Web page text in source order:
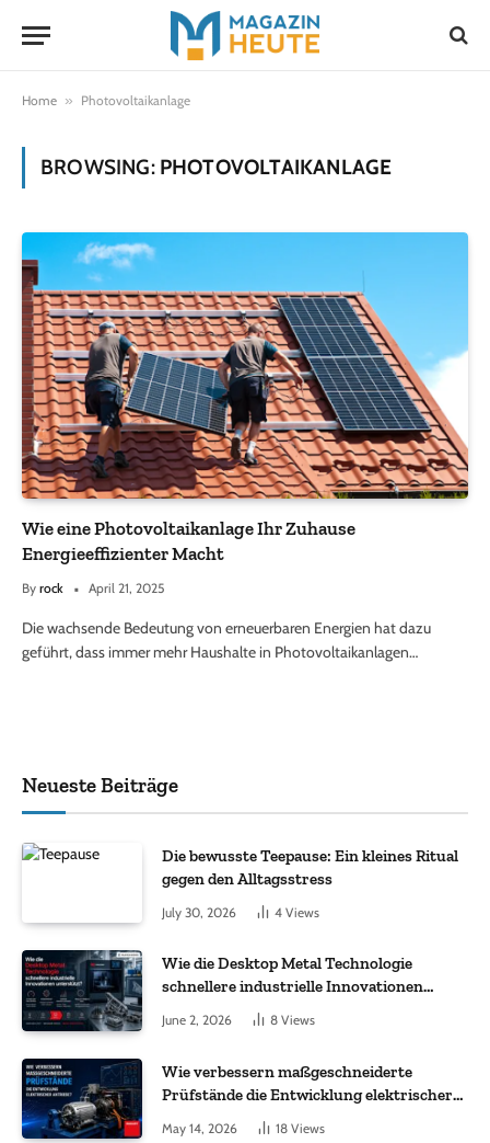
Home » Photovoltaikanlage
BROWSING: PHOTOVOLTAIKANLAGE
Wie eine Photovoltaikanlage Ihr Zuhause
Energieeffizienter Macht
By rock April 21, 2025
Die wachsende Bedeutung von erneuerbaren Energien hat dazu
geführt, dass immer mehr Haushalte in Photovoltaikanlagen…
Neueste Beiträge
Die bewusste Teepause: Ein kleines Ritual
gegen den Alltagsstress
July 30, 2026 4 Views
Wie die Desktop Metal Technologie
schnellere industrielle Innovationen
June 2, 2026 8 Views
Wie verbessern maßgeschneiderte
Prüfstände die Entwicklung elektrischer
May 14, 2026 18 Views